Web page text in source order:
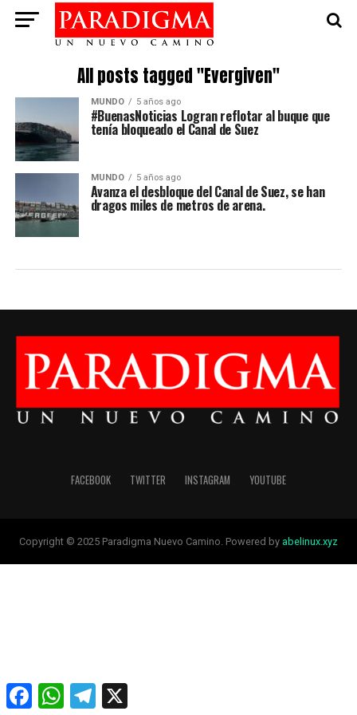
All posts tagged "Evergiven"
MUNDO 5 años ago
#BuenasNoticias Logran reflotar al buque que
tenía bloqueado el Canal de Suez
MUNDO 5 años ago
Avanza el desbloque del Canal de Suez, se han
dragos miles de metros de arena.
FACEBOOK TWITTER INSTAGRAM YOUTUBE
Copyright © 2025 Paradigma Nuevo Camino. Powered by abelinux.xyz
FacebookWhatsAppTelegram